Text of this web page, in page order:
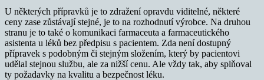
U některých přípravků je to zdražení opravdu viditelné, některé
ceny zase zůstávají stejné, je to na rozhodnutí výrobce. Na druhou
stranu je to také o komunikaci farmaceuta a farmaceutického
asistenta u léků bez předpisu s pacientem. Zda není dostupný
přípravek s podobným či stejným složením, který by pacientovi
udělal stejnou službu, ale za nižší cenu. Ale vždy tak, aby splňoval
ty požadavky na kvalitu a bezpečnost léku.